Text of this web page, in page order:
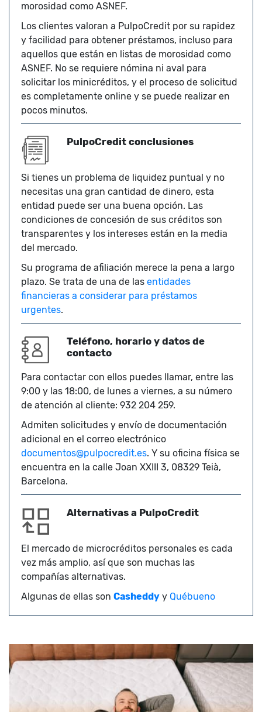
morosidad como ASNEF.​
Los clientes valoran a PulpoCredit por su rapidez
y facilidad para obtener préstamos, incluso para
aquellos que están en listas de morosidad como
ASNEF. No se requiere nómina ni aval para
solicitar los minicréditos, y el proceso de solicitud
es completamente online y se puede realizar en
pocos minutos.
PulpoCredit conclusiones
Si tienes un problema de liquidez puntual y no
necesitas una gran cantidad de dinero, esta
entidad puede ser una buena opción. Las
condiciones de concesión de sus créditos son
transparentes y los intereses están en la media
del mercado.
Su programa de afiliación merece la pena a largo
plazo. Se trata de una de las entidades
financieras a considerar para préstamos
urgentes.
Teléfono, horario y datos de
contacto
Para contactar con ellos puedes llamar, entre las
9:00 y las 18:00, de lunes a viernes, a su número
de atención al cliente: 932 204 259.
Admiten solicitudes y envío de documentación
adicional en el correo electrónico
documentos@pulpocredit.es. Y su oficina física se
encuentra en la calle Joan XXIII 3, 08329 Teià,
Barcelona.
Alternativas a PulpoCredit
El mercado de microcréditos personales es cada
vez más amplio, así que son muchas las
compañías alternativas.
Algunas de ellas son Casheddy y Québueno